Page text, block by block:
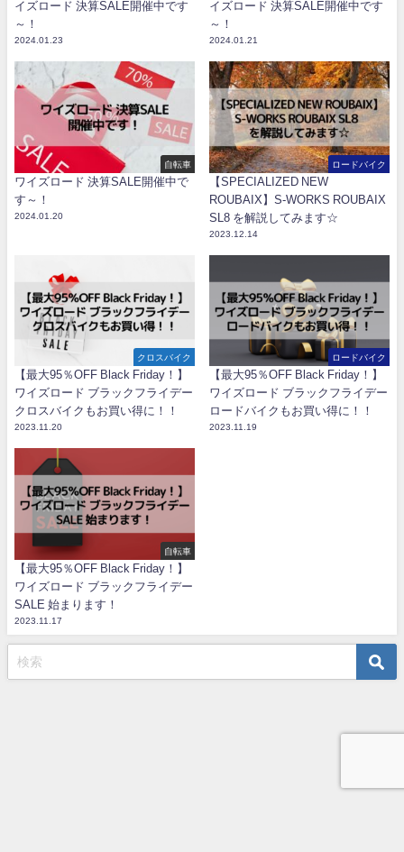
イズロード 決算SALE開催中です
～！
2024.01.23
イズロード 決算SALE開催中です
～！
2024.01.21
自転車
ワイズロード 決算SALE開催中で
す～！
2024.01.20
ロードバイク
【SPECIALIZED NEW
ROUBAIX】S-WORKS ROUBAIX
SL8 を解説してみます☆
2023.12.14
クロスバイク
【最大95％OFF Black Friday！】
ワイズロード ブラックフライデー
クロスバイクもお買い得に！！
2023.11.20
ロードバイク
【最大95％OFF Black Friday！】
ワイズロード ブラックフライデー
ロードバイクもお買い得に！！
2023.11.19
自転車
【最大95％OFF Black Friday！】
ワイズロード ブラックフライデー
SALE 始まります！
2023.11.17